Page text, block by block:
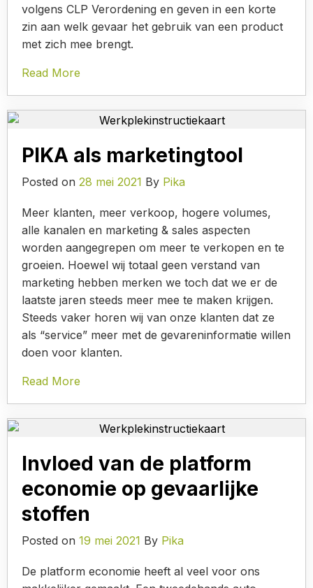
volgens CLP Verordening en geven in een korte
zin aan welk gevaar het gebruik van een product
met zich mee brengt.
Read More
PIKA als marketingtool
Posted on 28 mei 2021 By Pika
Meer klanten, meer verkoop, hogere volumes,
alle kanalen en marketing & sales aspecten
worden aangegrepen om meer te verkopen en te
groeien. Hoewel wij totaal geen verstand van
marketing hebben merken we toch dat we er de
laatste jaren steeds meer mee te maken krijgen.
Steeds vaker horen wij van onze klanten dat ze
als “service” meer met de gevareninformatie willen
doen voor klanten.
Read More
Invloed van de platform
economie op gevaarlijke
stoffen
Posted on 19 mei 2021 By Pika
De platform economie heeft al veel voor ons